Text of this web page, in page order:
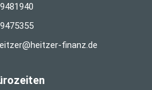
finanz.de